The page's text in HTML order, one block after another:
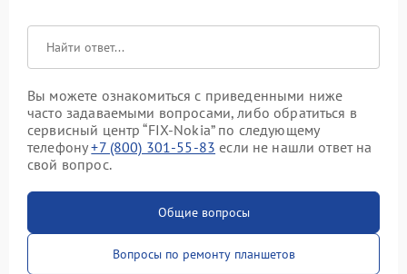
Вы можете ознакомиться с приведенными ниже
часто задаваемыми вопросами, либо обратиться в
сервисный центр “FIX-Nokia” по следующему
телефону+7 (800) 301-55-83 если не нашли ответ на
свой вопрос.
Общие вопросы
Вопросы по ремонту планшетов